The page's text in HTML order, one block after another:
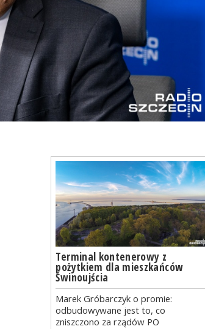
Terminal kontenerowy z
pożytkiem dla mieszkańców
Świnoujścia
Marek Gróbarczyk o promie:
odbudowywane jest to, co
zniszczono za rządów PO